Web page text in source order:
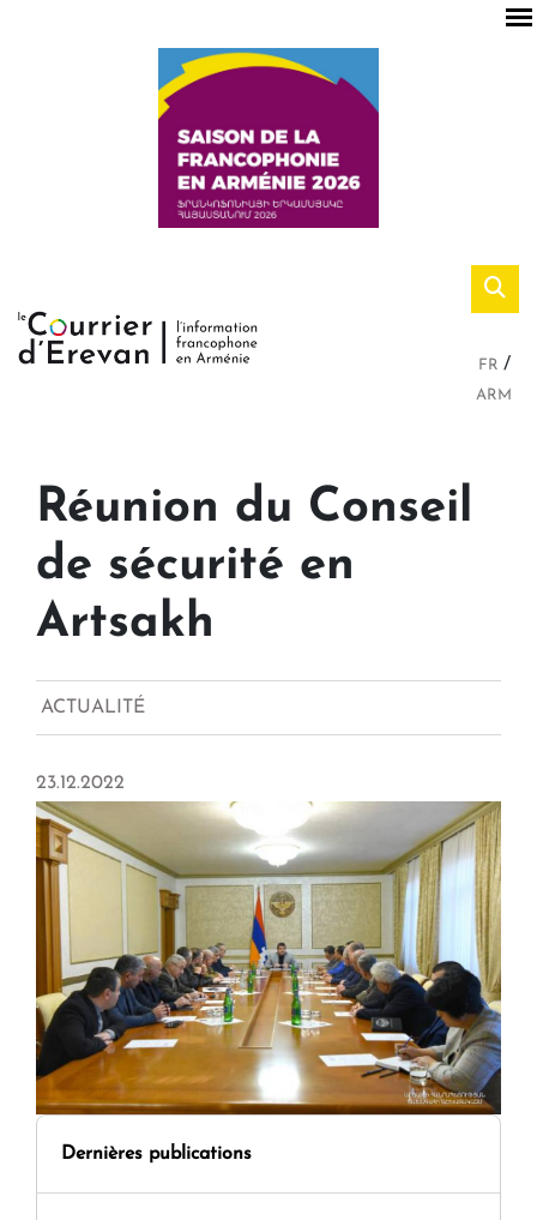
FR
ARM
Réunion du Conseil
de sécurité en
Artsakh
ACTUALITÉ
23.12.2022
Dernières publications